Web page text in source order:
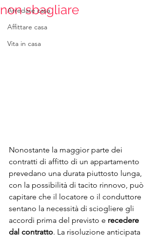
Arredare casa
Affittare casa
Vita in casa
non sbagliare
Nonostante la maggior parte dei
contratti di affitto di un appartamento
prevedano una durata piuttosto lunga,
con la possibilità di tacito rinnovo, può
capitare che il locatore o il conduttore
sentano la necessità di sciogliere gli
accordi prima del previsto e recedere
dal contratto. La risoluzione anticipata